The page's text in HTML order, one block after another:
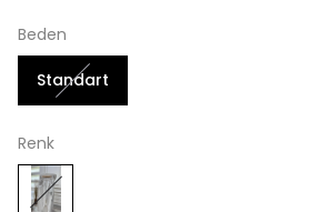
Beden
Standart
Renk